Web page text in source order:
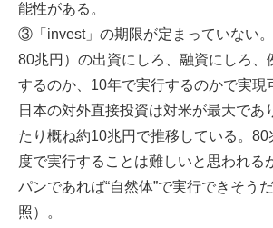
能性がある。
③「invest」の期限が定まっていない
80兆円）の出資にしろ、融資にしろ、
するのか、10年で実行するのかで実現
日本の対外直接投資は対米が最大であ
たり概ね約10兆円で推移している。
度で実行することは難しいと思われる
パンであれば“自然体”で実行できそ
照）。